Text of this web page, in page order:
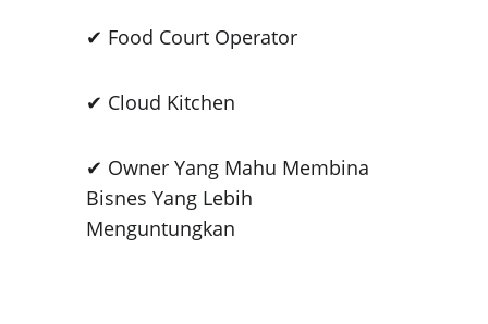
✔ Food Court Operator
✔ Cloud Kitchen
✔ Owner Yang Mahu Membina
Bisnes Yang Lebih
Menguntungkan